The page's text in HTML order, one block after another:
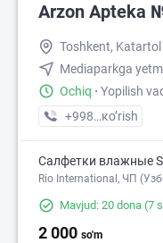
Arzon Аpteka
Toshkent,
Mediaparkga
Ochiq · Yopilish
+998 (99) XXX-
кo’rish
Салфетки влажные
Rio International, ЧП
Mavjud: 20 dona (7
2 000 so'm